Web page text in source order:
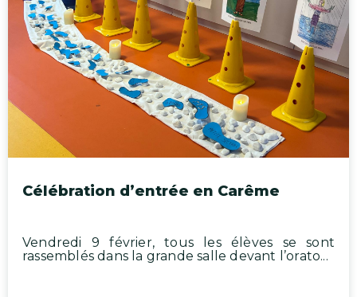
Célébration d’entrée en Carême
Vendredi 9 février, tous les élèves se sont
rassemblés dans la grande salle devant l’orato...